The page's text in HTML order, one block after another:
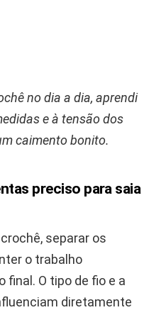
no dia a dia, aprendi
e à tensão dos
caimento bonito.
preciso para saia
separar os
o trabalho
final. O tipo de fio e a
diretamente